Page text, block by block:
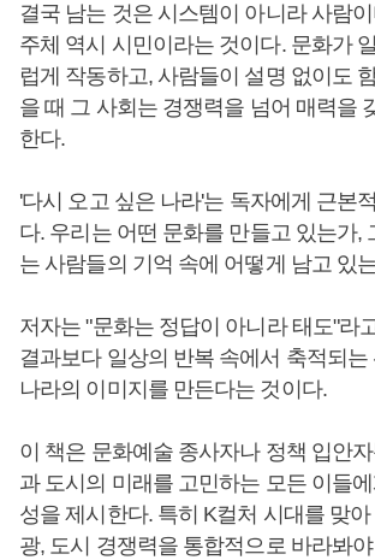
결국 남는 것은 시스템이 아니라 사람
주체 역시 시민이라는 것이다. 문화가
럽게 작동하고, 사람들이 설명 없이도
을 때 그 사회는 경쟁력을 넘어 매력을
한다.
'다시 오고 싶은 나라'는 독자에게 근본
다. 우리는 어떤 문화를 만들고 있는가,
는 사람들의 기억 속에 어떻게 남고 있
저자는 "문화는 정답이 아니라 태도"라
결과보다 일상의 반복 속에서 축적되는
나라의 이미지를 만든다는 것이다.
이 책은 문화예술 종사자나 정책 입안
과 도시의 미래를 고민하는 모든 이들
성을 제시한다. 특히 K컬처 시대를 맞
광, 도시 경쟁력을 통합적으로 바라봐